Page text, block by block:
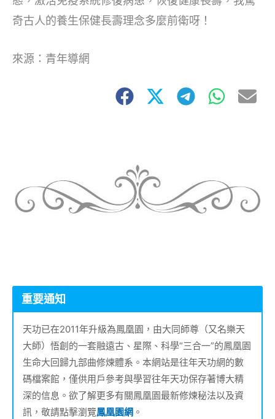
奇古人的養生保健長壽理念多麼前衛呀！
來源：青年導網
重要通知
天功已在2011年升級為鳳凰園，由大同師尊（又名樂天
大師）悟創的一套融遠古、星際、科學“三合一”的鳳凰園
生命大回歸九部曲修煉體系。本網站是往年天功網的數
碼檔案館，僅供用戶參考與學習往年天功保存著博大精
深的信息。欲了解更多有關鳳凰園最新修煉秘法以及資
訊，敬請點擊瀏覽鳳凰園網 。